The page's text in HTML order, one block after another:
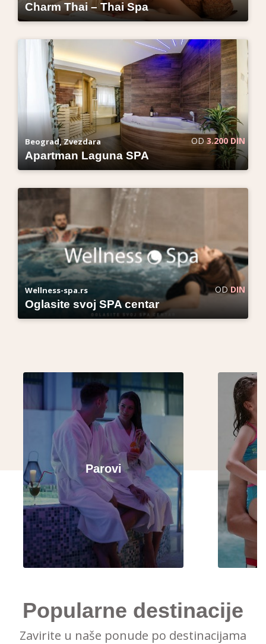
Charm Thai – Thai Spa
Beograd, Zvezdara
Apartman Laguna SPA
OD3.200 DIN
Wellness-spa.rs
Oglasite svoj SPA centar
ODDIN
Parovi
Popularne destinacije
Zavirite u naše ponude po destinacijama